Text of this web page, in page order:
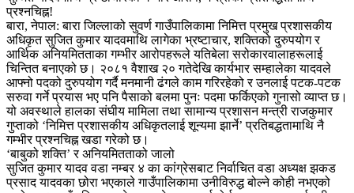
प्रश्नचिह्न!
बारा, नेपाल: बारा जिल्लाको सुवर्ण गाउँपालिकामा निमित्त प्रमुख प्रशासकीय
अधिकृत सुजित कुमार यादवमाथि लागेका भ्रष्टाचार, शक्तिको दुरुपयोग र
आर्थिक अनियमितताका गम्भीर आरोपहरूले यतिबेला सरोकारवालाहरूलाई
चिन्तित बनाएको छ। २०८१ वैशाख २० गतेदेखि कार्यभार सम्हालेका यादवले
आफ्नो पदको दुरुपयोग गर्दै मनमानी ढंगले काम गरिरहेको र उनलाई पटक-पटक
सरुवा गर्ने प्रयास भए पनि पैसाको बलमा पुनः पदमा फर्किएको गुनासो व्याप्त छ।
यो अवस्थाले हालका संघीय मामिला तथा सामान्य प्रशासन मन्त्री राजकुमार
गुप्ताको ‘निमित्त प्रशासकीय अधिकृतलाई शून्यमा झार्ने’ प्रतिबद्धतामाथि नै
गम्भीर प्रश्नचिह्न खडा गरेको छ।
‘बाबुको शक्ति’ र अनियमितताको जालो
सुजित कुमार यादव वडा नम्बर ४ का कांग्रेसबाट निर्वाचित वडा अध्यक्ष झकड
प्रसाद यादवका छोरा भएकाले गाउँपालिकामा उनीविरुद्ध बोल्ने कोही नभएको